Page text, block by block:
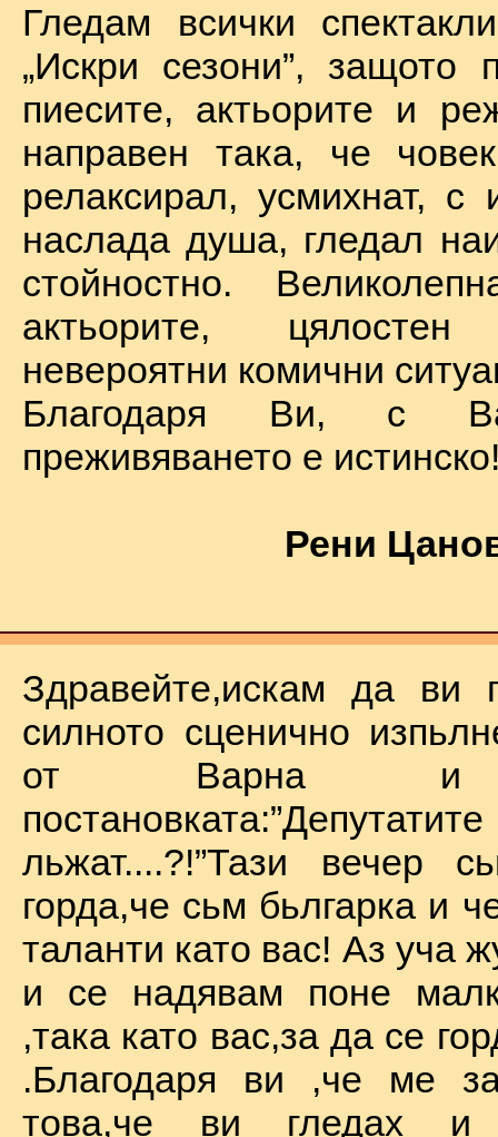
Гледам всички
„Искри сезони”, защото
пиесите, актьорите и
направен така, че
релаксирал, усмихнат, с
наслада душа, гледал
стойностно.
актьорите, цялостен
невероятни комични
Благодаря Ви, с
преживяването е
Рени
Здравейте,искам да ви
силното сценично
от Варна и
льжат....?!”Тази вечер
горда,че сьм бьлгарка и
таланти като вас! Аз уча
и се надявам поне
,така като вас,за да се
.Благодаря ви ,че ме
това,че ви гледах